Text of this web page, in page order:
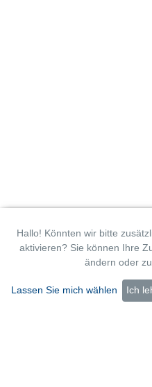
mK-Cooler - Millikelvin
c/o TransMIT GmbH
35394 Gießen
Hallo! Könnten wir bitte
aktivieren? Sie können Ihre
ändern oder
Lassen Sie mich wählen Ich